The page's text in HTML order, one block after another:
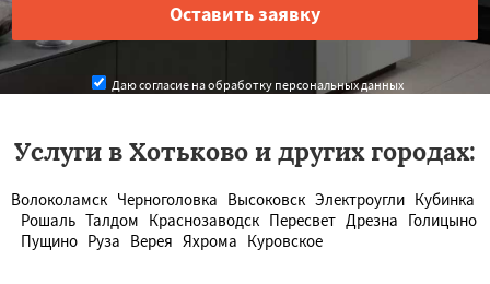
Даю согласие на обработку персональных данных
Услуги в Хотьково и других городах:
Волоколамск Черноголовка Высоковск Электроугли Кубинка
Рошаль Талдом Краснозаводск Пересвет Дрезна Голицыно
Пущино Руза Верея Яхрома Куровское